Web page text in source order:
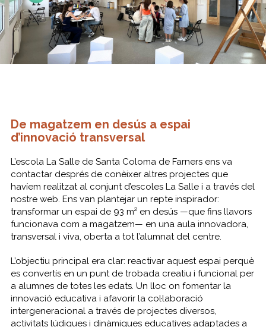
De magatzem en desús a espai
d’innovació transversal
L’escola La Salle de Santa Coloma de Farners ens va
contactar després de conèixer altres projectes que
havíem realitzat al conjunt d’escoles La Salle i a través del
nostre web. Ens van plantejar un repte inspirador:
transformar un espai de 93 m² en desús —que fins llavors
funcionava com a magatzem— en una aula innovadora,
transversal i viva, oberta a tot l’alumnat del centre.
L’objectiu principal era clar: reactivar aquest espai perquè
es convertís en un punt de trobada creatiu i funcional per
a alumnes de totes les edats. Un lloc on fomentar la
innovació educativa i afavorir la col·laboració
intergeneracional a través de projectes diversos,
activitats lúdiques i dinàmiques educatives adaptades a